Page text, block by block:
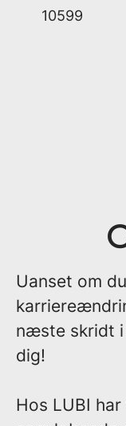
10599
Uanset om
næste skridt
dig!
Hos LUBI